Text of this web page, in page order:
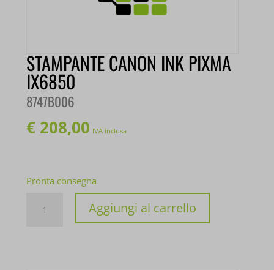
STAMPANTE CANON INK PIXMA
IX6850
8747B006
€ 208,00 IVA inclusa
Pronta consegna
Aggiungi al carrello
partire dal 24 Agosto